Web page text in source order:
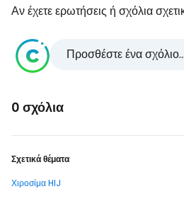
Αν έχετε ερωτήσεις ή σχόλια
Προσθέστε ένα σχόλιο...
0 σχόλια
Σχετικά θέματα
Χιροσίμα HIJ